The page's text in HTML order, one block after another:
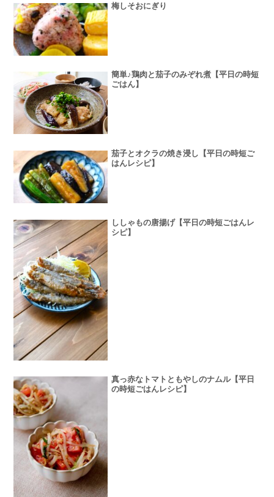
梅しそおにぎり
簡単♪鶏肉と茄子のみぞれ煮【平日の時短
ごはん】
茄子とオクラの焼き浸し【平日の時短ご
はんレシピ】
ししゃもの唐揚げ【平日の時短ごはんレ
シピ】
真っ赤なトマトともやしのナムル【平日
の時短ごはんレシピ】